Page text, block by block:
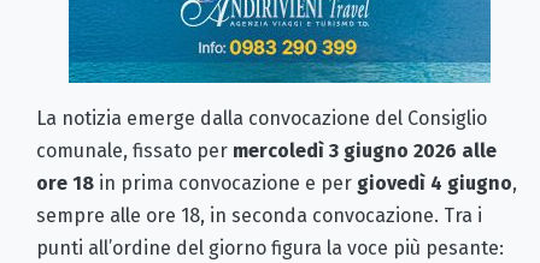
La notizia emerge dalla convocazione del Consiglio
comunale, fissato per mercoledì 3 giugno 2026 alle
ore 18 in prima convocazione e per giovedì 4 giugno,
sempre alle ore 18, in seconda convocazione. Tra i
punti all’ordine del giorno figura la voce più pesante: